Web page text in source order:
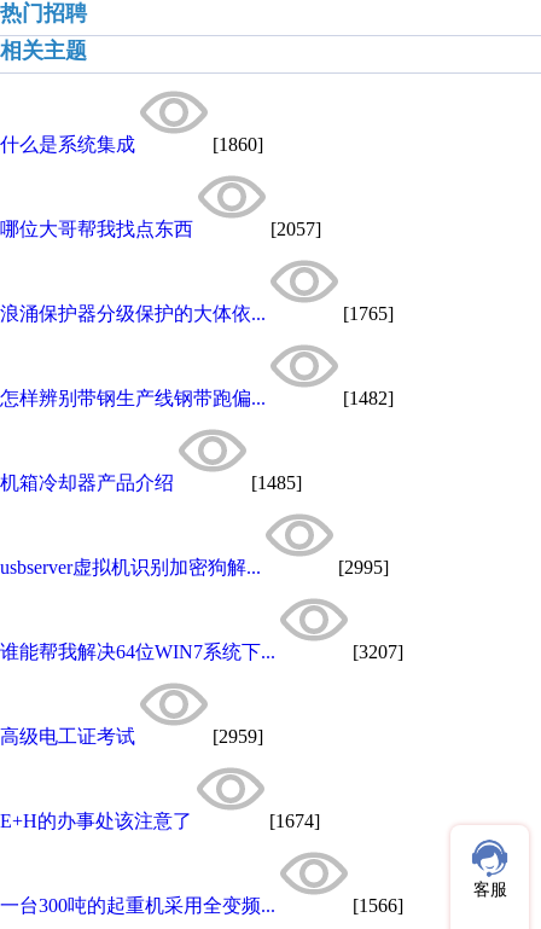
热门招聘
相关主题
什么是系统集成 [1860]
哪位大哥帮我找点东西 [2057]
浪涌保护器分级保护的大体依... [1765]
怎样辨别带钢生产线钢带跑偏... [1482]
机箱冷却器产品介绍 [1485]
usbserver虚拟机识别加密狗解... [2995]
谁能帮我解决64位WIN7系统下... [3207]
高级电工证考试 [2959]
E+H的办事处该注意了 [1674]
一台300吨的起重机采用全变频... [1566]
客服